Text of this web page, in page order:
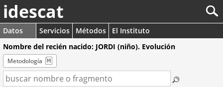
idescat
Datos Servicios Métodos
El Instituto
Nombre del recién nacido: JORDI (niño). Evolución
Metodología